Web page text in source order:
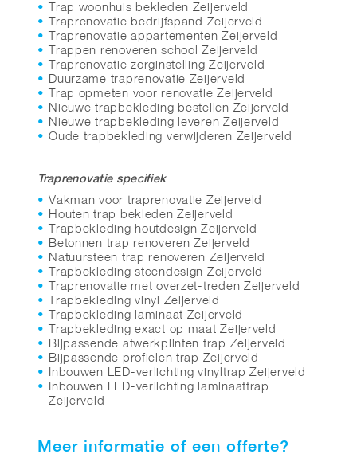
Trap woonhuis bekleden Zeijerveld
Traprenovatie bedrijfspand Zeijerveld
Traprenovatie appartementen Zeijerveld
Trappen renoveren school Zeijerveld
Traprenovatie zorginstelling Zeijerveld
Duurzame traprenovatie Zeijerveld
Trap opmeten voor renovatie Zeijerveld
Nieuwe trapbekleding bestellen Zeijerveld
Nieuwe trapbekleding leveren Zeijerveld
Oude trapbekleding verwijderen Zeijerveld
Traprenovatie specifiek
Vakman voor traprenovatie Zeijerveld
Houten trap bekleden Zeijerveld
Trapbekleding houtdesign Zeijerveld
Betonnen trap renoveren Zeijerveld
Natuursteen trap renoveren Zeijerveld
Trapbekleding steendesign Zeijerveld
Traprenovatie met overzet-treden Zeijerveld
Trapbekleding vinyl Zeijerveld
Trapbekleding laminaat Zeijerveld
Trapbekleding exact op maat Zeijerveld
Bijpassende afwerkplinten trap Zeijerveld
Bijpassende profielen trap Zeijerveld
Inbouwen LED-verlichting vinyltrap Zeijerveld
Inbouwen LED-verlichting laminaattrap
Zeijerveld
Meer informatie of een offerte?